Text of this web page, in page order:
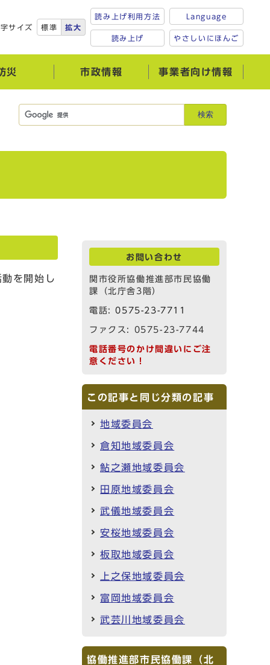
サイズ 標準 拡大
読み上げ利用方法
読み上げ
Language
やさしいにほんご
災 市政情報 事業者向け情報
検索
を開始し
お問い合わせ
関市役所協働推進部市民協働
課（北庁舎3階）
電話:0575-23-7711
ファクス: 0575-23-7744
電話番号のかけ間違いにご注
意ください！
この記事と同じ分類の記事
地域委員会
倉知地域委員会
鮎之瀬地域委員会
田原地域委員会
武儀地域委員会
安桜地域委員会
板取地域委員会
上之保地域委員会
富岡地域委員会
武芸川地域委員会
協働推進部市民協働課（北